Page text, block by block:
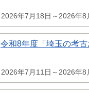
2026年7月18日～2026年8
令和8年度「埼玉の考
2026年7月11日～2026年8